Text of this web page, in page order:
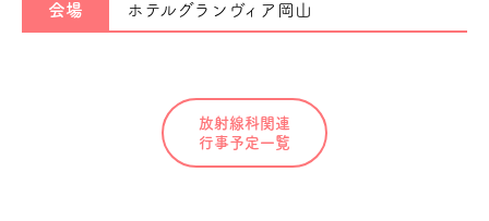
会場 ホテルグランヴィア岡山
放射線科関連
行事予定一覧